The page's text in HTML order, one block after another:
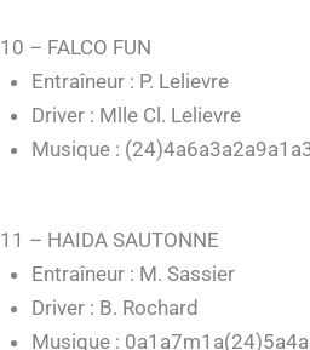
10 – FALCO FUN
Entraîneur : P. Lelievre
Driver : Mlle Cl. Lelievre
Musique :
11 – HAIDA SAUTONNE
Entraîneur : M. Sassier
Driver : B. Rochard
Musique :